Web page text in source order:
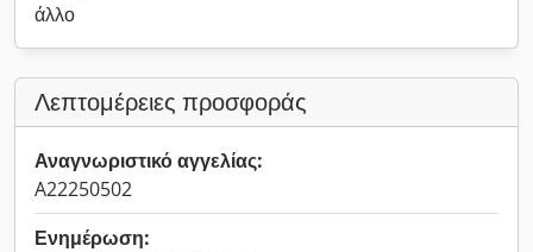
άλλο
Λεπτομέρειες προσφοράς
Αναγνωριστικό αγγελίας:
A22250502
Ενημέρωση: